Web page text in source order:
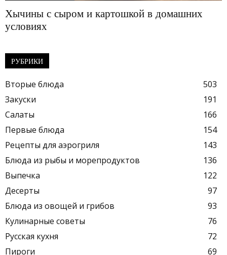
Хычины с сыром и картошкой в домашних
условиях
РУБРИКИ
Вторые блюда
503
Закуски
191
Салаты
166
Первые блюда
154
Рецепты для аэрогриля
143
Блюда из рыбы и морепродуктов
136
Выпечка
122
Десерты
97
Блюда из овощей и грибов
93
Кулинарные советы
76
Русская кухня
72
Пироги
69